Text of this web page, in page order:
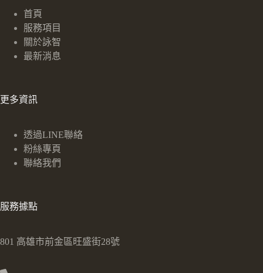
首頁
服務項目
關於詠智
最新消息
更多資訊
透過LINE聯絡
粉絲專頁
聯絡我們
服務據點
801 高雄市前金區旺盛街28號